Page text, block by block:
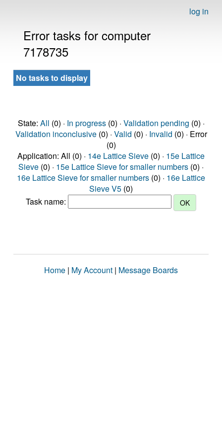
log in
Error tasks for computer
7178735
No tasks to display
State: All (0) · In progress(0) · Validation pending (0) ·
Validation inconclusive(0) · Valid (0) · Invalid (0) · Error
(0)
Application: All (0) · 14e Lattice Sieve (0) · 15e Lattice
Sieve (0) · 15e Lattice Sieve for smaller numbers (0) ·
16e Lattice Sieve for smaller numbers (0) · 16e Lattice
Sieve V5 (0)
Task name:
Home | My Account | Message Boards